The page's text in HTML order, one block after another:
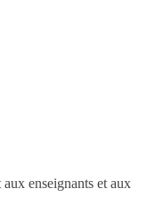
enseignants et aux